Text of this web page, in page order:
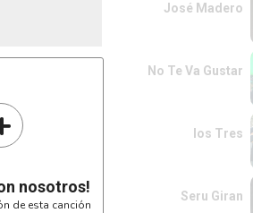
nosotros!
de esta canción
José Madero
No Te Va Gustar
los Tres
Seru Giran